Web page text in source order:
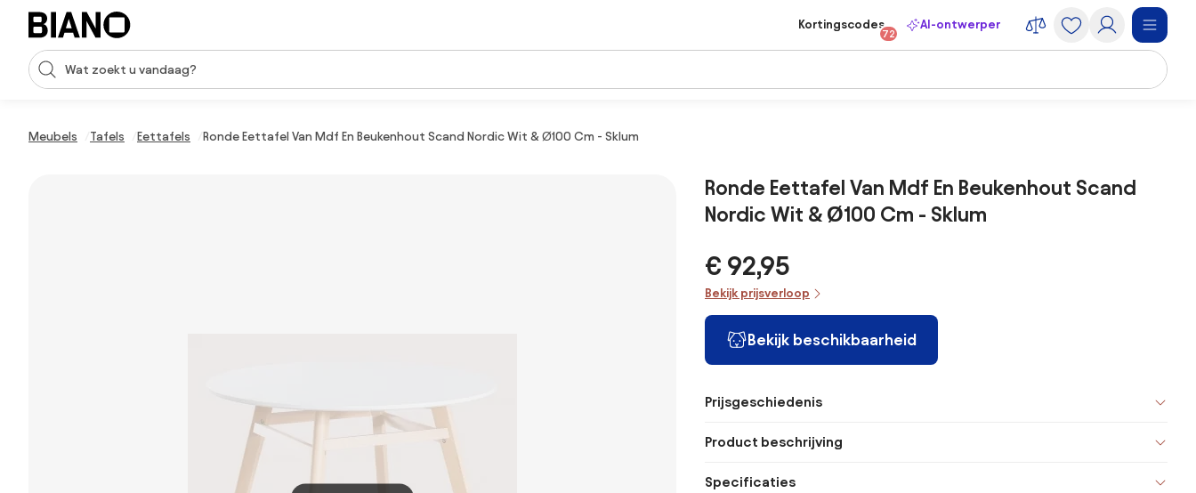
Navigatie overslaan, naar inhoud springen
Zoekopdracht invoeren
Kortingscodes
72
AI-ontwerper
Meubels Tafels Eettafels Ronde Eettafel Van Mdf En Beukenhout Scand Nordic Wit & Ø100 Cm - Sklum
Ronde Eettafel Van Mdf En Beukenhout Scand
Nordic Wit & Ø100 Cm - Sklum
€ 92,95
Bekijk prijsverloop
Bekijk beschikbaarheid
Prijsgeschiedenis
Product beschrijving
Specificaties